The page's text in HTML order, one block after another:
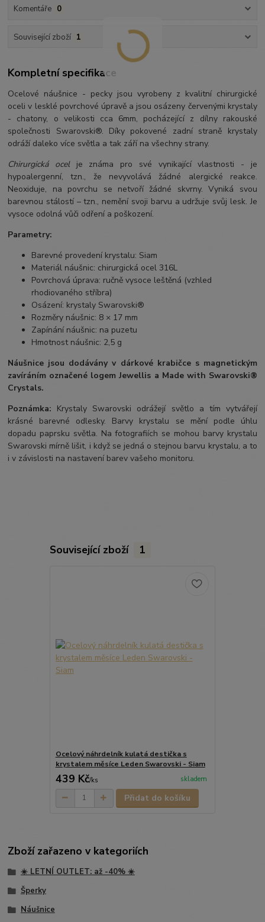
Komentáře 0
Související zboží 1
Kompletní specifikace
Ocelové náušnice - pecky jsou vyrobeny z kvalitní chirurgické
oceli v lesklé povrchové úpravě a jsou osázeny červenými krystaly
- chatony, o velikosti cca 6mm, pocházející z dílny rakouské
společnosti Swarovski®. Díky pokovené zadní straně krystaly
odráží daleko více světla a tak září na všechny strany.
Chirurgická ocelje známa pro své vynikající vlastnosti - je
hypoalergenní, tzn., že nevyvolává žádné alergické reakce.
Neoxiduje, na povrchu se netvoří žádné skvrny. Vyniká svou
barevnou stálostí – tzn., nemění svoji barvu a udržuje svůj lesk. Je
vysoce odolná vůči odření a poškození.
Parametry:
Barevné provedení krystalu: Siam
Materiál náušnic: chirurgická ocel 316L
Povrchová úprava: ručně vysoce leštěná (vzhled
rhodiovaného stříbra)
Osázení: krystaly Swarovski®
Rozměry náušnic: 8 × 17 mm
Zapínání náušnic: na puzetu
Hmotnost náušnic: 2,5 g
Náušnice jsou dodávány v dárkové krabičce s magnetickým
zavíráním označené logem Jewellis a Made with Swarovski®
Crystals.
Poznámka: Krystaly Swarovski odrážejí světlo a tím vytvářejí
krásné barevné odlesky. Barvy krystalu se mění podle úhlu
dopadu paprsku světla. Na fotografiích se mohou barvy krystalu
Swarovski mírně lišit, i když se jedná o stejnou barvu krystalu, a to
i v závislosti na nastavení barev vašeho monitoru.
Související zboží 1
Ocelový náhrdelník kulatá destička s
krystalem měsíce Leden Swarovski - Siam
439 Kč/ks skladem
Přidat do košíku
Zboží zařazeno v kategoriích
☀️ LETNÍ OUTLET: až -40% ☀️
Šperky
Náušnice